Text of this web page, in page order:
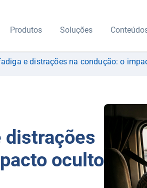
Produtos Soluções
e distrações na condução: o
distrações
oculto